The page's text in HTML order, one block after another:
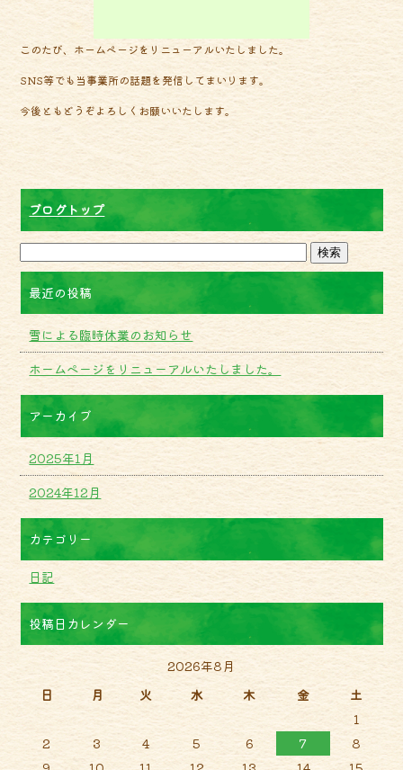
このたび、ホームページをリニューアルいたしました。
SNS等でも当事業所の話題を発信してまいります。
今後ともどうぞよろしくお願いいたします。
ブログトップ
最近の投稿
雪による臨時休業のお知らせ
ホームページをリニューアルいたしました。
アーカイブ
2025年1月
2024年12月
カテゴリー
日記
投稿日カレンダー
2026年8月
日
月 火 水 木 金
土
1
2
3 4 5 6 7
8